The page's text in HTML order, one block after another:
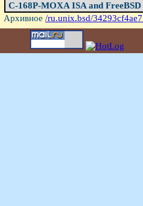
C-168P-MOXA ISA and FreeBSD
Архивное /ru.unix.bsd/